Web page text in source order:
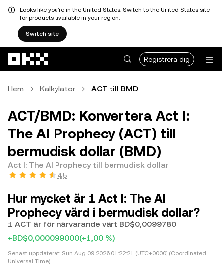
Looks like you're in the United States. Switch to the United States site
for products available in your region.
Switch site
Registrera dig
Hem Kalkylator ACT till BMD
ACT/BMD: Konvertera Act I:
The AI Prophecy (ACT) till
bermudisk dollar (BMD)
Act I: The AI Prophecy till bermudisk dollar
4,5
Hur mycket är 1 Act I: The AI
Prophecy värd i bermudisk dollar?
1 ACT är för närvarande värt BD$0,0099780
+BD$0,000099000(+1,00 %)
Senast uppdaterat: Sun Aug 09 2026 01:22:21 (UTC+0000) (Coordinated
Universal Time)